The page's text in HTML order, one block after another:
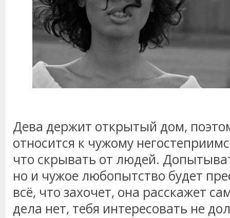
Дева держит открытый дом,
относится к чужому
что скрывать от людей.
но и чужое любопытство будет
всё, что захочет, она расскажет
дела нет, тебя интересовать не